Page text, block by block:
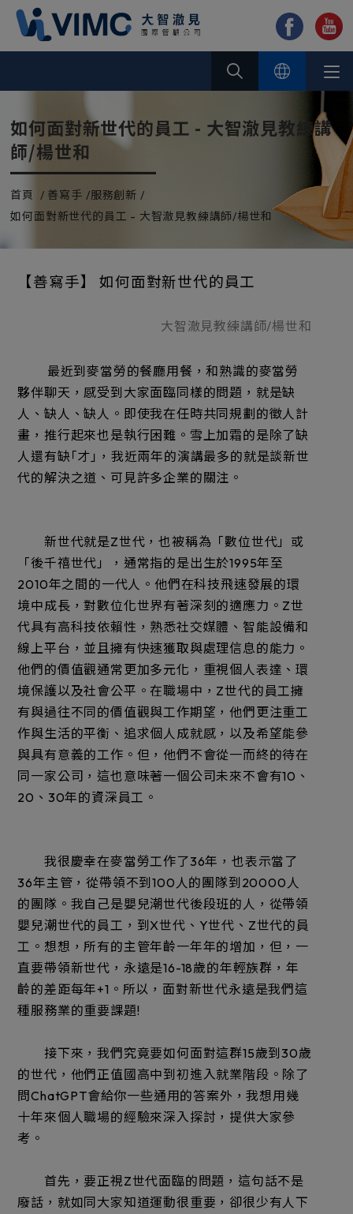
如何面對新世代的員工 - 大智澈見教練講
師/楊世和
首頁 善寫手
服務創新
如何面對新世代的員工 - 大智澈見教練講師/楊世和
【善寫手】 如何面對新世代的員工
大智澈見教練講師/楊世和
最近到麥當勞的餐廳用餐，和熟識的麥當勞
夥伴聊天，感受到大家面臨同樣的問題，就是缺
人、缺人、缺人。即使我在任時共同規劃的徵人計
畫，推行起來也是執行困難。雪上加霜的是除了缺
人還有缺｢才｣，我近兩年的演講最多的就是談新世
代的解決之道、可見許多企業的關注。
新世代就是Z世代，也被稱為「數位世代」或
「後千禧世代」，通常指的是出生於1995年至
2010年之間的一代人。他們在科技飛速發展的環
境中成長，對數位化世界有著深刻的適應力。Z世
代具有高科技依賴性，熟悉社交媒體、智能設備和
線上平台，並且擁有快速獲取與處理信息的能力。
他們的價值觀通常更加多元化，重視個人表達、環
境保護以及社會公平。在職場中，Z世代的員工擁
有與過往不同的價值觀與工作期望，他們更注重工
作與生活的平衡、追求個人成就感，以及希望能參
與具有意義的工作。但，他們不會從一而終的待在
同一家公司，這也意味著一個公司未來不會有10、
20、30年的資深員工。
我很慶幸在麥當勞工作了36年，也表示當了
36年主管，從帶領不到100人的團隊到20000人
的團隊。我自己是嬰兒潮世代後段班的人，從帶領
嬰兒潮世代的員工，到X世代、Y世代、Z世代的員
工。想想，所有的主管年齡一年年的增加，但，一
直要帶領新世代，永遠是16-18歲的年輕族群，年
齡的差距每年+1。所以，面對新世代永遠是我們這
種服務業的重要課題!
接下來，我們究竟要如何面對這群15歲到30歲
的世代，他們正值國高中到初進入就業階段。除了
問ChatGPT會給你一些通用的答案外，我想用幾
十年來個人職場的經驗來深入探討，提供大家參
考。
首先，要正視Z世代面臨的問題，這句話不是
廢話，就如同大家知道運動很重要，卻很少有人下
Cookie管理面板